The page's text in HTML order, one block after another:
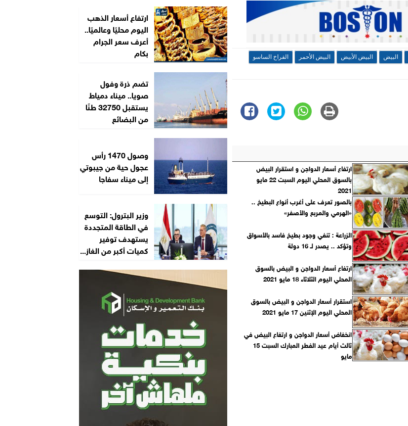
البيض البيض الأبيض البيض الأحمر
الفراخ الساسو
ارتفاع أسعار الدواجن و استقرار البيض
بالسوق المحلي اليوم السبت 22 مايو
2021
بالصور تعرف على أغرب أنواع البطيخ ..
«الهرمي والمربع والأصفر»
الزراعة : تنفي وجود بطيخ فاسد بالأسواق
وتؤكد .. يصدر لـ 16 دولة
ارتفاع أسعار الدواجن و البيض بالسوق
المحلي اليوم الثلاثاء 18 مايو 2021
استقرار أسعار الدواجن و البيض بالسوق
المحلي اليوم الإثنين 17 مايو 2021
انخفاض أسعار الدواجن و ارتفاع البيض في
ثالث أيام عيد الفطر المبارك السبت 15
مايو
ارتفاع أسعار الذهب
اليوم محليًا وعالميًا..
أعرف سعر الجرام
بكام
تضم ذرة وفول
صويا.. ميناء دمياط
يستقبل 32750 طنًا
من البضائع
وصول 1470 رأس
عجول حية من جيبوتي
إلى ميناء سفاجا
وزير البترول: التوسع
في الطاقة المتجددة
يستهدف توفير
كميات أكبر من الغاز...